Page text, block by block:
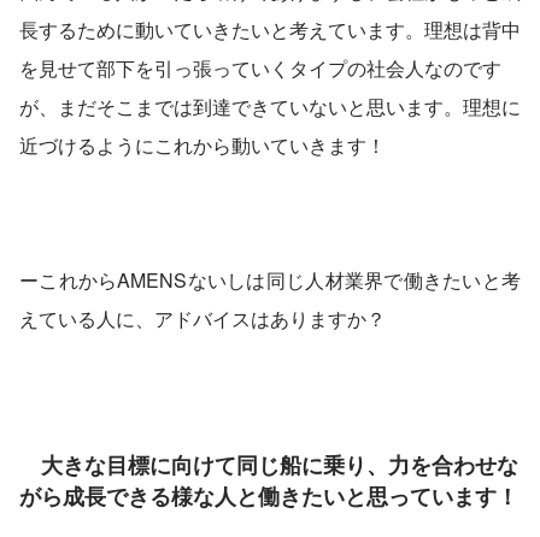
長するために動いていきたいと考えています。理想は背中
を見せて部下を引っ張っていくタイプの社会人なのです
が、まだそこまでは到達できていないと思います。理想に
近づけるようにこれから動いていきます！
ーこれからAMENSないしは同じ人材業界で働きたいと考
えている人に、アドバイスはありますか？
大きな目標に向けて同じ船に乗り、力を合わせな
がら成長できる様な人と働きたいと思っています！